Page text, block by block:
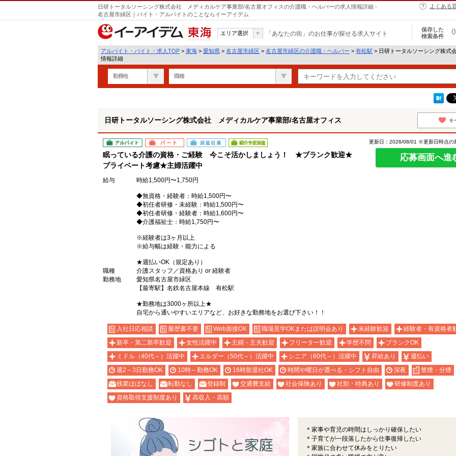
日研トータルソーシング株式会社 メディカルケア事業部/名古屋オフィスの介護職・ヘルパーの求人情報詳細 -
名古屋市緑区｜バイト・アルバイトのことならイーアイデム
よくある
東海
エリア選択 「あなたの街」のお仕事が探せる求人サイト
保存した
検索条件
0
アルバイト・バイト・求人TOP > 東海 > 愛知県 > 名古屋市緑区 > 名古屋市緑区の介護職・ヘルパー > 有松駅 > 日研トータルソーシング株式
情報詳細
勤務地 職種
遣
日研トータルソーシング株式会社 メディカルケア事業部/名古屋オフィス キ
アルバイト パート 派遣社員 紹介予定派遣
眠っている介護の資格・ご経験 今こそ活かしましょう！ ★ブランク歓迎★
プライベート考慮★主婦活躍中
更新日：2026/08/01 ※更新日時点の
応募画面へ進
給与 時給1,500円〜1,750円
◆無資格・経験者：時給1,500円〜
◆初任者研修・未経験：時給1,500円〜
◆初任者研修・経験者：時給1,600円〜
◆介護福祉士：時給1,750円〜
※経験者は3ヶ月以上
※給与幅は経験・能力による
★週払いOK（規定あり）
職種
介護スタッフ／資格あり or 経験者
勤務地
愛知県名古屋市緑区
【最寄駅】名鉄名古屋本線 有松駅
★勤務地は3000ヶ所以上★
自宅から通いやすいエリアなど、お好きな勤務地をお選び下さい！！
入社日応相談 履歴書不要 Web面接OK 職場見学OKまたは説明会あり 未経験歓迎
経験者・有資格者
新卒・第二新卒歓迎
女性活躍中 主婦・主夫歓迎 フリーター歓迎 学歴不問
ブランクOK
ミドル（40代～）活躍中
エルダー（50代～）活躍中 シニア（60代～）活躍中 昇給あり
週払い
週2～3日勤務OK
10時～勤務OK 16時前退社OK 時間や曜日が選べる・シフト自由 深夜
禁煙・分煙
残業ほぼなし
転勤なし 登録制 交通費支給 社会保険あり 社割・特典あり
研修制度あり
資格取得支援制度あり
高収入・高額
＊家事や育児の時間はしっかり確保したい
＊子育てが一段落したから仕事復帰したい
＊家族に合わせて休みをとりたい